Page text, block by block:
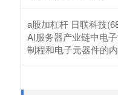
a股加杠杆 日联科技
AI服务器产业链中电
制程和电子元器件的